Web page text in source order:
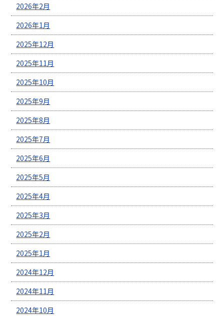
2026年2月
2026年1月
2025年12月
2025年11月
2025年10月
2025年9月
2025年8月
2025年7月
2025年6月
2025年5月
2025年4月
2025年3月
2025年2月
2025年1月
2024年12月
2024年11月
2024年10月